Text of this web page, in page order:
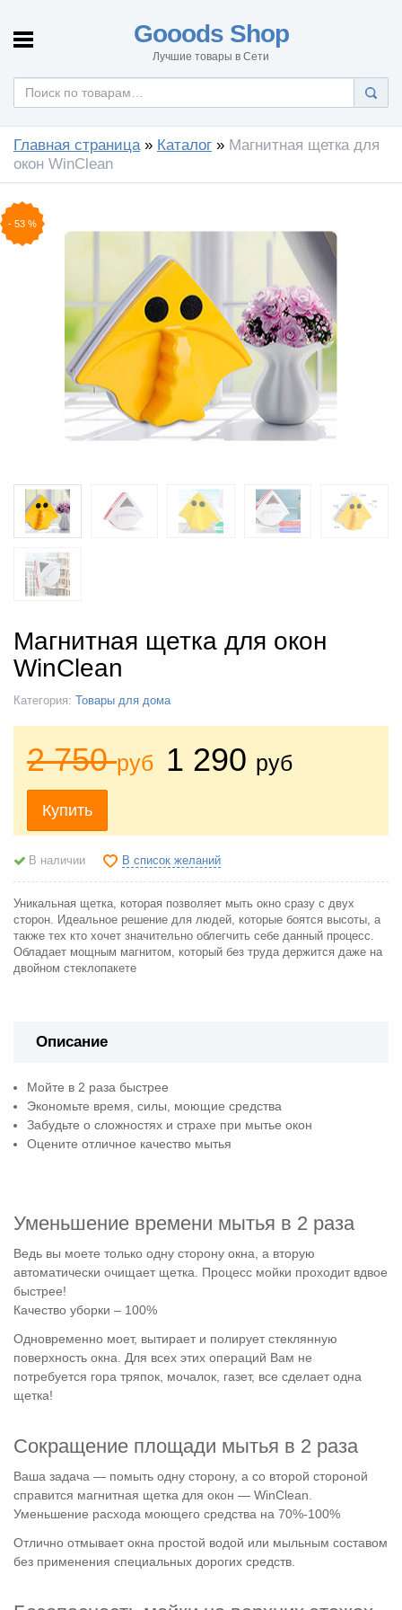
Gooods Shop
Лучшие товары в Сети
Главная страница» Каталог » Магнитная щетка для
окон WinClean
- 53 %
Магнитная щетка для окон
WinClean
Категория: Товары для дома
2 750руб 1 290 руб
Купить
В наличии В список желаний
Уникальная щетка, которая позволяет мыть окно сразу с двух
сторон. Идеальное решение для людей, которые боятся высоты, а
также тех кто хочет значительно облегчить себе данный процесс.
Обладает мощным магнитом, который без труда держится даже на
двойном стеклопакете
Описание
Мойте в 2 раза быстрее
Экономьте время, силы, моющие средства
Забудьте о сложностях и страхе при мытье окон
Оцените отличное качество мытья
Уменьшение времени мытья в 2 раза
Ведь вы моете только одну сторону окна, а вторую
автоматически очищает щетка. Процесс мойки проходит вдвое
быстрее!
Качество уборки – 100%
Одновременно моет, вытирает и полирует стеклянную
поверхность окна. Для всех этих операций Вам не
потребуется гора тряпок, мочалок, газет, все сделает одна
щетка!
Сокращение площади мытья в 2 раза
Ваша задача — помыть одну сторону, а со второй стороной
справится магнитная щетка для окон — WinClean.
Уменьшение расхода моющего средства на 70%-100%
Отлично отмывает окна простой водой или мыльным составом
без применения специальных дорогих средств.